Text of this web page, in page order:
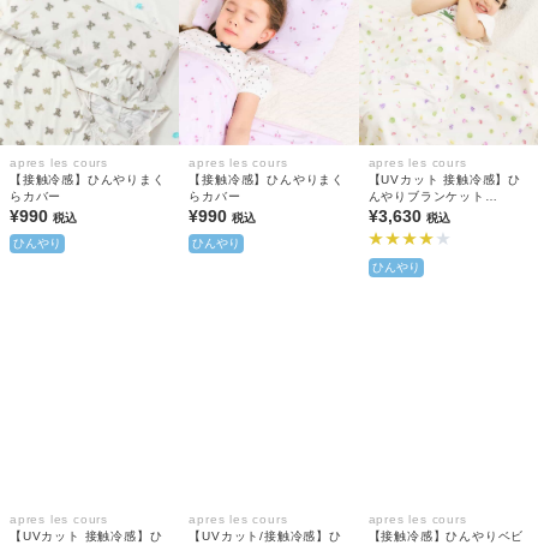
apres les cours
【接触冷感】ひんやりまく
らカバー
¥990 税込
ひんやり
apres les cours
【接触冷感】ひんやりまく
らカバー
¥990税込
ひんやり
apres les cours
【UVカット 接触冷感】ひ
んやりブランケット
(2WAY)
¥3,630 税込
ひんやり
apres les cours
【UVカット 接触冷感】ひ
apres les cours
【UVカット/接触冷感】ひ
apres les cours
【接触冷感】ひんやりベビ